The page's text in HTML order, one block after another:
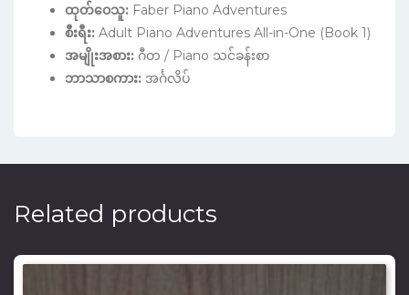
ထုတ်ဝေသူ: Faber Piano Adventures
စီးရီး: Adult Piano Adventures All-in-One (Book 1)
အမျိုးအစား: ဂီတ / Piano သင်ခန်းစာ
ဘာသာစကား: အင်္ဂလိပ်
Related products